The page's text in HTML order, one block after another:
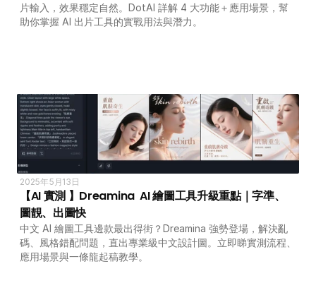
片輸入，效果穩定自然。DotAI 詳解 4 大功能＋應用場景，幫
助你掌握 AI 出片工具的實戰用法與潛力。
2025年5月13日
【AI 實測 】Dreamina  AI 繪圖工具升級重點｜字準、
圖靚、出圖快
中文 AI 繪圖工具邊款最出得街？Dreamina 強勢登場，解決亂
碼、風格錯配問題，直出專業級中文設計圖。立即睇實測流程、
應用場景與一條龍起稿教學。